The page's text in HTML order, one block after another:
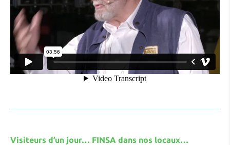
Visiteurs d’un jour… FINSA dans nos locaux…